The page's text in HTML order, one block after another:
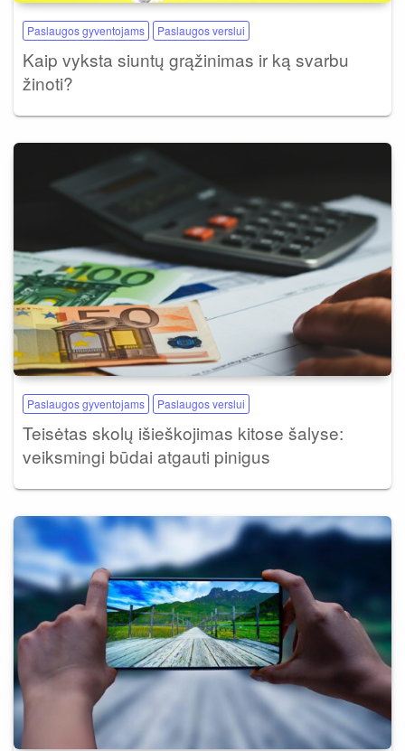
Paslaugos gyventojams Paslaugos verslui
Kaip vyksta siuntų grąžinimas ir ką svarbu
žinoti?
Paslaugos gyventojams Paslaugos verslui
Teisėtas skolų išieškojimas kitose šalyse:
veiksmingi būdai atgauti pinigus